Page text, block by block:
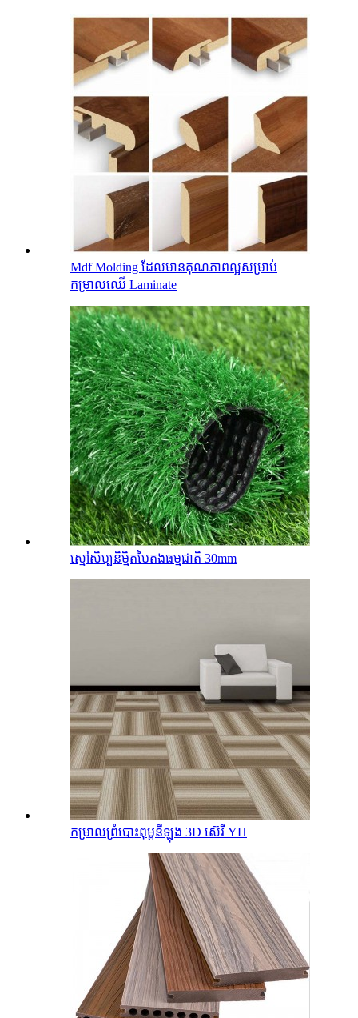
Mdf Molding ដែលមានគុណភាពល្អសម្រាប់
កម្រាលឈើ Laminate
ស្មៅសិប្បនិម្មិតបៃតងធម្មជាតិ 30mm
កម្រាលព្រំបោះពុម្ពនីឡុង 3D ស៊េរី YH